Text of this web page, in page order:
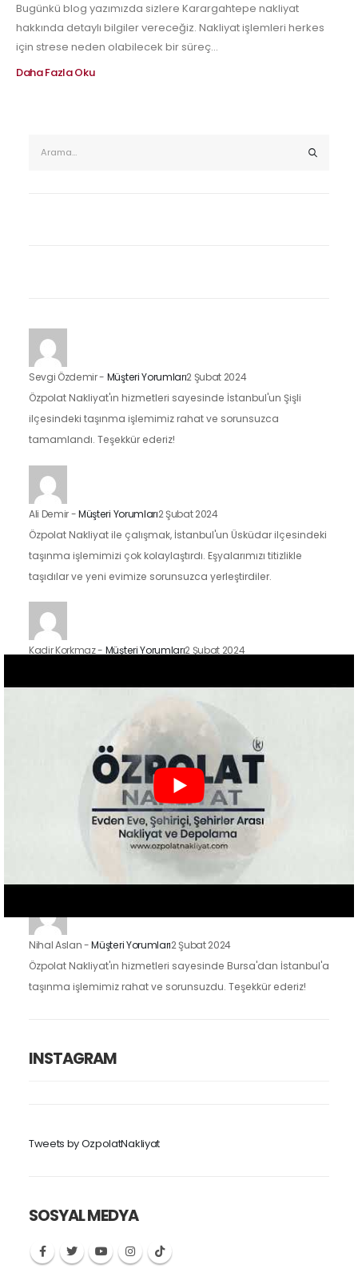
Bugünkü blog yazımızda sizlere Karargahtepe nakliyat
hakkında detaylı bilgiler vereceğiz. Nakliyat işlemleri herkes
için strese neden olabilecek bir süreç...
Daha Fazla Oku
Sevgi Özdemir- Müşteri Yorumları2 Şubat 2024
Özpolat Nakliyat'ın hizmetleri sayesinde İstanbul'un Şişli
ilçesindeki taşınma işlemimiz rahat ve sorunsuzca
tamamlandı. Teşekkür ederiz!
Ali Demir-Müşteri Yorumları2 Şubat 2024
Özpolat Nakliyat ile çalışmak, İstanbul'un Üsküdar ilçesindeki
taşınma işlemimizi çok kolaylaştırdı. Eşyalarımızı titizlikle
taşıdılar ve yeni evimize sorunsuzca yerleştirdiler.
Kadir Korkmaz- Müşteri Yorumları2 Şubat 2024
Nakliyat'ın hizmetlerinden faydalandık ve sonuçtan çok
-Müşteri Yorumları2 Şubat 2024
Özpolat Nakliyat ile çalışmak, Gaziantep'ten Ankara'ya
taşınma işlemimizi oldukça kolaylaştırdı. Eşyalarımızı dikkatle
Nihal Aslan-Müşteri Yorumları2 Şubat 2024
Özpolat Nakliyat'ın hizmetleri sayesinde Bursa'dan İstanbul'a
taşınma işlemimiz rahat ve sorunsuzdu. Teşekkür ederiz!
INSTAGRAM
Tweets by OzpolatNakliyat
SOSYAL MEDYA